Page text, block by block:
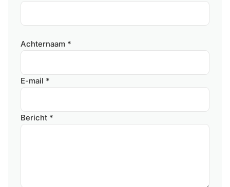
Achternaam *
E-mail *
Bericht *